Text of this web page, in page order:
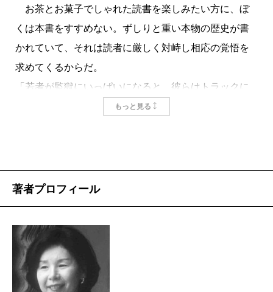
お茶とお菓子でしゃれた読書を楽しみたい方に、ぼ
くは本書をすすめない。ずしりと重い本物の歴史が書
かれていて、それは読者に厳しく対峙し相応の覚悟を
求めてくるからだ。
「若者が監獄にいっぱいになると、彼らはトラックに
載せられ、人目につかない場所で大きな穴を掘らさ
りを記す一文だが、このような描写がそこかしこにあ
20世紀初め、中国〈清〉は日本に学んで近代化を推
し進めようとしていた。多くの知的エリートが日本に
留学し、日本の教育を受けた。日中の蜜月時代であ
る。そこから紆余曲折があって、1937年に両国は泥沼
もっと見る
著者プロフィール